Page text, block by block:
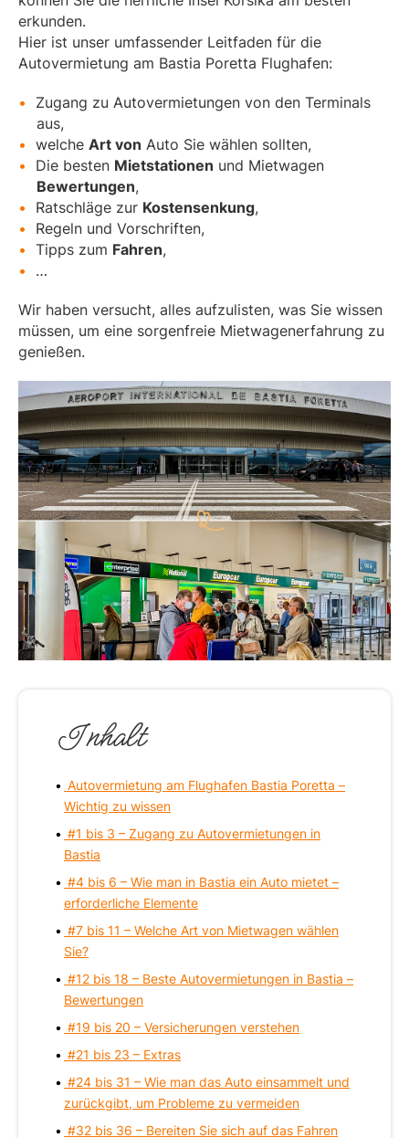
erkunden.
Hier ist unser umfassender Leitfaden für die
Autovermietung am Bastia Poretta Flughafen:
Zugang zu Autovermietungen von den Terminals
aus,
welche Art von Auto Sie wählen sollten,
Die besten Mietstationen und Mietwagen
Bewertungen,
Ratschläge zur Kostensenkung,
Regeln und Vorschriften,
Tipps zum Fahren,
…
Wir haben versucht, alles aufzulisten, was Sie wissen
müssen, um eine sorgenfreie Mietwagenerfahrung zu
genießen.
Inhalt
Autovermietung am Flughafen Bastia Poretta –
Wichtig zu wissen
#1 bis 3 – Zugang zu Autovermietungen in
Bastia
#4 bis 6 – Wie man in Bastia ein Auto mietet –
erforderliche Elemente
#7 bis 11 – Welche Art von Mietwagen wählen
Sie?
#12 bis 18 – Beste Autovermietungen in Bastia –
Bewertungen
#19 bis 20 – Versicherungen verstehen
#21 bis 23 – Extras
#24 bis 31 – Wie man das Auto einsammelt und
zurückgibt, um Probleme zu vermeiden
#32 bis 36 – Bereiten Sie sich auf das Fahren